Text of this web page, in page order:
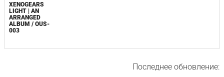
XENOGEARS
LIGHT | AN
ARRANGED
ALBUM / OUS-
003
Последнее обновление: